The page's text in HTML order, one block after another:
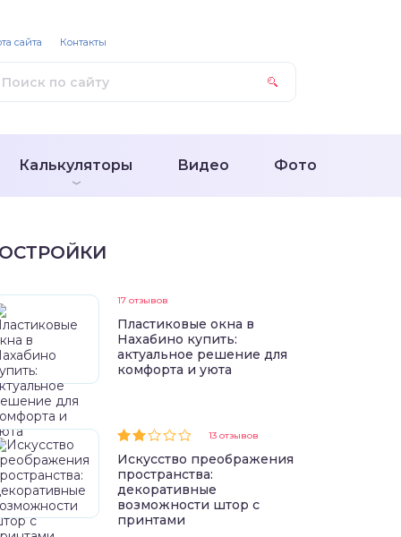
Калькуляторы Видео Фото
сайта Контакты
17 отзывов
Пластиковые окна в
Нахабино купить:
актуальное решение для
комфорта и уюта
13 отзывов
Искусство преображения
пространства:
декоративные
возможности штор с
принтами